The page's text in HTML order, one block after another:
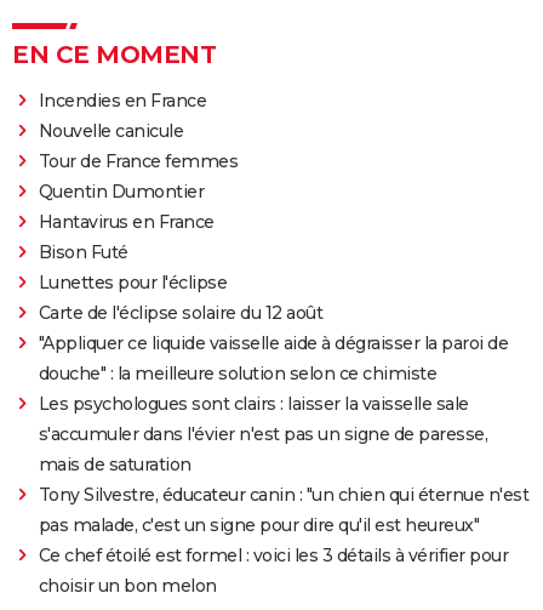
EN CE MOMENT
Incendies en France
Nouvelle canicule
Tour de France femmes
Quentin Dumontier
Hantavirus en France
Bison Futé
Lunettes pour l'éclipse
Carte de l'éclipse solaire du 12 août
"Appliquer ce liquide vaisselle aide à dégraisser la paroi de
douche" : la meilleure solution selon ce chimiste
Les psychologues sont clairs : laisser la vaisselle sale
s'accumuler dans l'évier n'est pas un signe de paresse,
mais de saturation
Tony Silvestre, éducateur canin : "un chien qui éternue n'est
pas malade, c'est un signe pour dire qu'il est heureux"
Ce chef étoilé est formel : voici les 3 détails à vérifier pour
choisir un bon melon